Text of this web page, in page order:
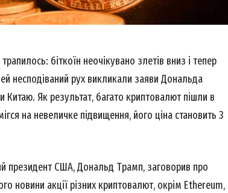
біткоїн неочікувано злетів вниз і тепер
несподіваний рух викликали заяви Дональда
Як результат, багато криптовалют пішли в
на невеличке підвищення, його ціна становить 3
президент США, Дональд Трамп, заговорив про
новини акції різних криптовалют, окрім Ethereum,